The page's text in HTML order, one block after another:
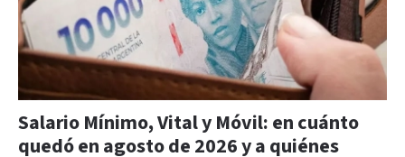
Salario Mínimo, Vital y Móvil: en cuánto
quedó en agosto de 2026 y a quiénes